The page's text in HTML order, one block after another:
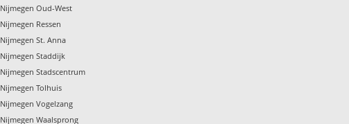
Oud-West
Ressen
St. Anna
Staddijk
Stadscentrum
Tolhuis
Vogelzang
Waalsprong